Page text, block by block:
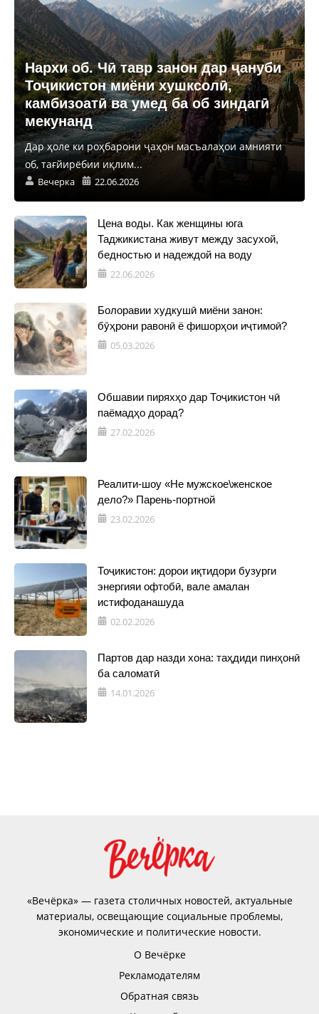
Нархи об. Чӣ тавр занон дар ҷануби
Тоҷикистон миёни хушксолӣ,
камбизоатӣ ва умед ба об зиндагӣ
мекунанд
Дар ҳоле ки роҳбарони ҷаҳон масъалаҳои амнияти
об, тағйирёбии иқлим...
Вечерка 22.06.2026
Цена воды. Как женщины юга
Таджикистана живут между засухой,
бедностью и надеждой на воду
22.06.2026
Болоравии худкушӣ миёни занон:
бӯҳрони равонӣ ё фишорҳои иҷтимоӣ?
05.03.2026
Обшавии пиряхҳо дар Тоҷикистон чӣ
паёмадҳо дорад?
27.02.2026
Реалити-шоу «Не мужское\женское
дело?» Парень-портной
23.02.2026
Тоҷикистон: дорои иқтидори бузурги
энергияи офтобӣ, вале амалан
истифоданашуда
02.02.2026
Партов дар назди хона: таҳдиди пинҳонӣ
ба саломатӣ
14.01.2026
«Вечёрка» — газета столичных новостей, актуальные
материалы, освещающие социальные проблемы,
экономические и политические новости.
О Вечёрке
Рекламодателям
Обратная связь